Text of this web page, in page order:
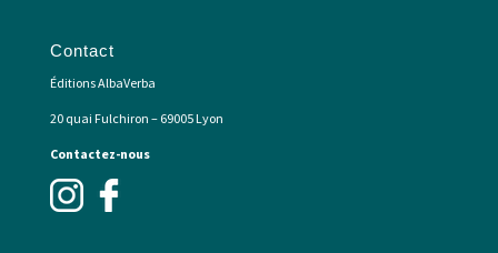
Contact
Éditions AlbaVerba
20 quai Fulchiron – 69005 Lyon
Contactez-nous